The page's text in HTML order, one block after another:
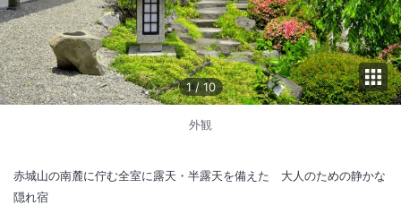
1 /10
外観
赤城山の南麓に佇む全室に露天・半露天を備えた 大人のための静かな
隠れ宿